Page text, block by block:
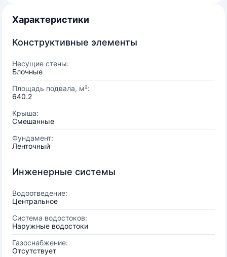
Характеристики
Конструктивные элементы
Несущие стены:
Блочные
Площадь подвала, м²:
640.2
Крыша:
Смешанные
Фундамент:
Ленточный
Инженерные системы
Водоотведение:
Центральное
Система водостоков:
Наружные водостоки
Газоснабжение:
Отсутствует